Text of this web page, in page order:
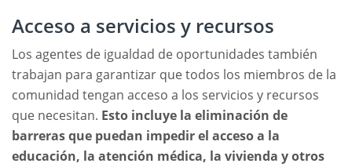
Acceso a servicios y recursos
Los agentes de igualdad de oportunidades también
trabajan para garantizar que todos los miembros de la
comunidad tengan acceso a los servicios y recursos
que necesitan. Esto incluye la eliminación de
barreras que puedan impedir el acceso a la
educación, la atención médica, la vivienda y otros